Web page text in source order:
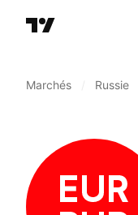
Marchés Russie